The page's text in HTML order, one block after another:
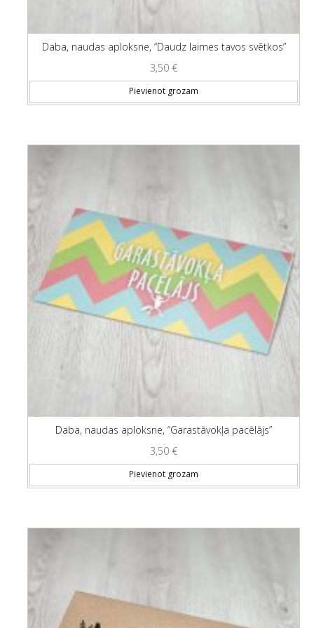
Daba, naudas aploksne, “Daudz laimes tavos svētkos”
3,50 €
Pievienot grozam
Daba, naudas aploksne, “Garastāvokļa pacēlājs”
3,50 €
Pievienot grozam